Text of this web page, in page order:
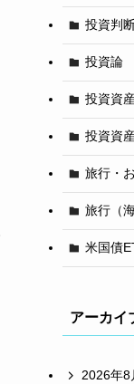
投資判
投資論
投資資
投資資
旅行・
旅行（海
米国債
アーカイ
2026年8